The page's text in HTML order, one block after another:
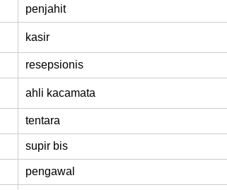
penjahit
kasir
resepsionis
ahli kacamata
tentara
supir bis
pengawal